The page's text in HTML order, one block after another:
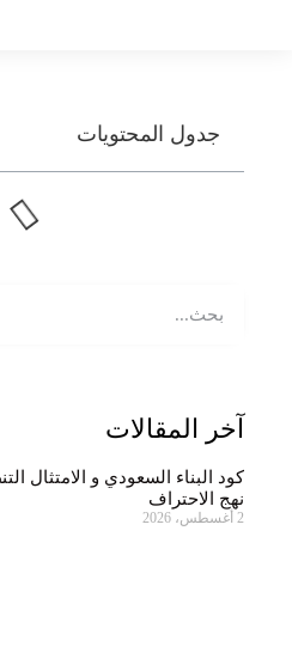
جدول المحتويات
آخر المقالات
كود البناء السعودي و الامتثال
نهج الاحتراف
2 أغسطس، 2026